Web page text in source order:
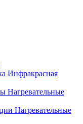
Инфракрасная
Нагревательные
Нагревательные